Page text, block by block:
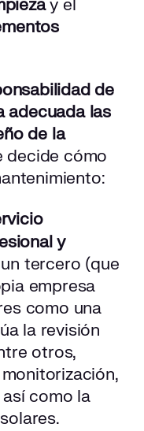
y el
de
adecuada las
de la
decide cómo
y
tercero (que
empresa
como una
la revisión
otros,
como la